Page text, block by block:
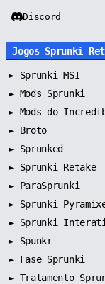
Discord
Jogos Sprunki
► Sprunki MSI
► Mods Sprunki
► Mods do
► Broto
► Sprunked
► Sprunki Retake
► ParaSprunki
► Sprunki
► Sprunki
► Spunkr
► Fase Sprunki
► Tratamento